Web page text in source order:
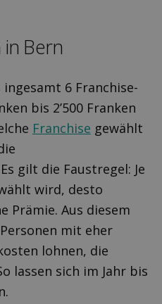
Bern
6 Franchise-
bis 2’500 Franken
Franchise gewählt
gilt die Faustregel: Je
wird, desto
Prämie. Aus diesem
mit eher
lohnen, die
lassen sich im Jahr bis